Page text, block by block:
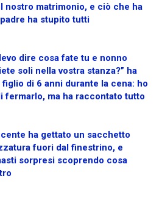
nostro matrimonio, e ciò che ha
ha stupito tutti
dire cosa fate tu e nonno
soli nella vostra stanza?” ha
di 6 anni durante la cena: ho
fermarlo, ma ha raccontato tutto
ha gettato un sacchetto
fuori dal finestrino, e
sorpresi scoprendo cosa